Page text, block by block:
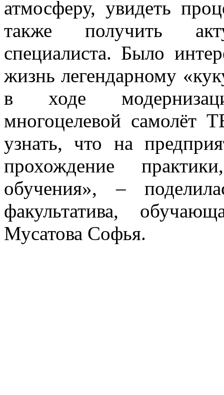
атмосферу, увидеть
также получить
специалиста. Было
жизнь легендарному
в ходе
многоцелевой самолёт
узнать, что на
прохождение
обучения», –
факультатива,
Мусатова Софья.